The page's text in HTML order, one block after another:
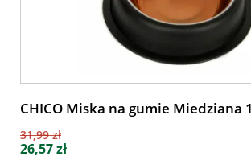
CHICO Miska na gumie Miedziana
31,99 zł
26,57 zł